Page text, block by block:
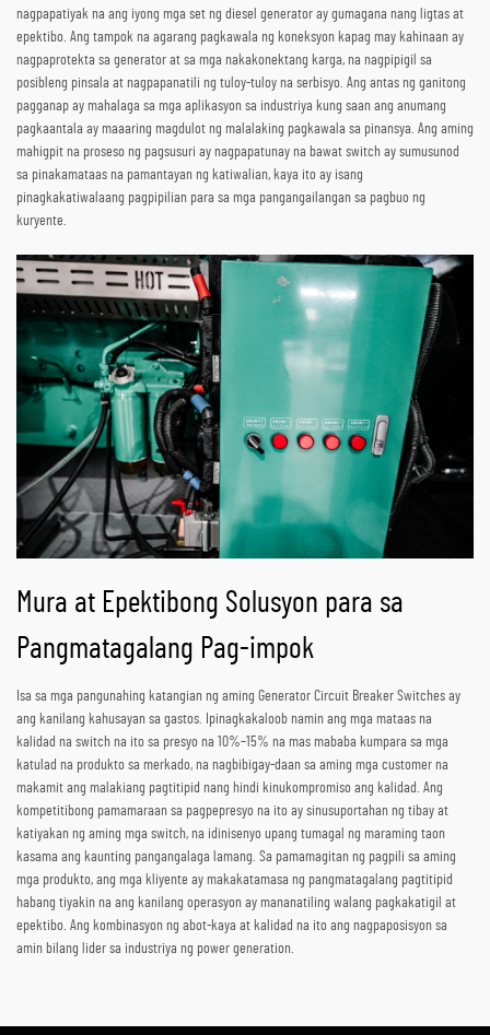
nagpapatiyak na ang iyong mga set ng diesel generator ay gumagana nang ligtas at
epektibo. Ang tampok na agarang pagkawala ng koneksyon kapag may kahinaan ay
nagpaprotekta sa generator at sa mga nakakonektang karga, na nagpipigil sa
posibleng pinsala at nagpapanatili ng tuloy-tuloy na serbisyo. Ang antas ng ganitong
pagganap ay mahalaga sa mga aplikasyon sa industriya kung saan ang anumang
pagkaantala ay maaaring magdulot ng malalaking pagkawala sa pinansya. Ang aming
mahigpit na proseso ng pagsusuri ay nagpapatunay na bawat switch ay sumusunod
sa pinakamataas na pamantayan ng katiwalian, kaya ito ay isang
pinagkakatiwalaang pagpipilian para sa mga pangangailangan sa pagbuo ng
kuryente.
Mura at Epektibong Solusyon para sa
Pangmatagalang Pag-impok
Isa sa mga pangunahing katangian ng aming Generator Circuit Breaker Switches ay
ang kanilang kahusayan sa gastos. Ipinagkakaloob namin ang mga mataas na
kalidad na switch na ito sa presyo na 10%–15% na mas mababa kumpara sa mga
katulad na produkto sa merkado, na nagbibigay-daan sa aming mga customer na
makamit ang malakiang pagtitipid nang hindi kinukompromiso ang kalidad. Ang
kompetitibong pamamaraan sa pagpepresyo na ito ay sinusuportahan ng tibay at
katiyakan ng aming mga switch, na idinisenyo upang tumagal ng maraming taon
kasama ang kaunting pangangalaga lamang. Sa pamamagitan ng pagpili sa aming
mga produkto, ang mga kliyente ay makakatamasa ng pangmatagalang pagtitipid
habang tiyakin na ang kanilang operasyon ay mananatiling walang pagkakatigil at
epektibo. Ang kombinasyon ng abot-kaya at kalidad na ito ang nagpaposisyon sa
amin bilang lider sa industriya ng power generation.